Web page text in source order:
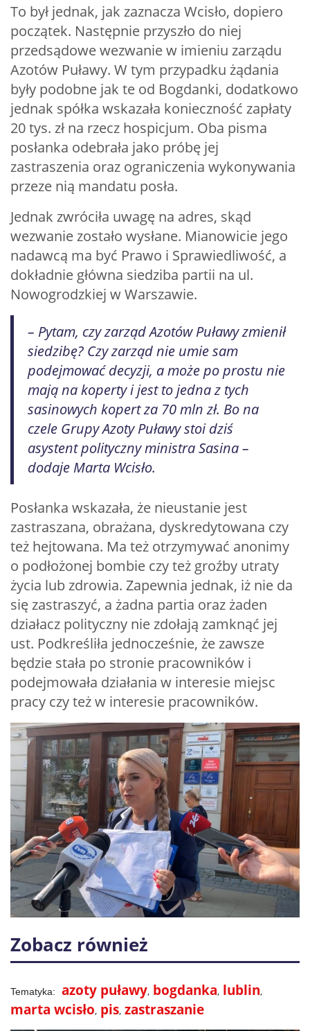
To był jednak, jak zaznacza Wcisło, dopiero
początek. Następnie przyszło do niej
przedsądowe wezwanie w imieniu zarządu
Azotów Puławy. W tym przypadku żądania
były podobne jak te od Bogdanki, dodatkowo
jednak spółka wskazała konieczność zapłaty
20 tys. zł na rzecz hospicjum. Oba pisma
posłanka odebrała jako próbę jej
zastraszenia oraz ograniczenia wykonywania
przeze nią mandatu posła.
Jednak zwróciła uwagę na adres, skąd
wezwanie zostało wysłane. Mianowicie jego
nadawcą ma być Prawo i Sprawiedliwość, a
dokładnie główna siedziba partii na ul.
Nowogrodzkiej w Warszawie.
– Pytam, czy zarząd Azotów Puławy zmienił
siedzibę? Czy zarząd nie umie sam
podejmować decyzji, a może po prostu nie
mają na koperty i jest to jedna z tych
sasinowych kopert za 70 mln zł. Bo na
czele Grupy Azoty Puławy stoi dziś
asystent polityczny ministra Sasina –
dodaje Marta Wcisło.
Posłanka wskazała, że nieustanie jest
zastraszana, obrażana, dyskredytowana czy
też hejtowana. Ma też otrzymywać anonimy
o podłożonej bombie czy też groźby utraty
życia lub zdrowia. Zapewnia jednak, iż nie da
się zastraszyć, a żadna partia oraz żaden
działacz polityczny nie zdołają zamknąć jej
ust. Podkreśliła jednocześnie, że zawsze
będzie stała po stronie pracowników i
podejmowała działania w interesie miejsc
pracy czy też w interesie pracowników.
Zobacz również
azoty puławy bogdanka lublin
marta wcisło pis zastraszanie